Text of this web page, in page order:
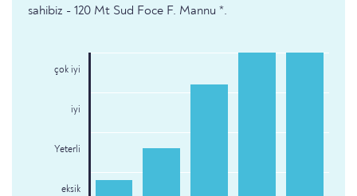
sahibiz - 120 Mt Sud Foce F. Mannu *.
çok iyi
iyi
Yeterli
eksik